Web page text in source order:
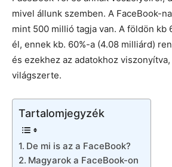
mivel állunk szemben. A FaceBook-
mint 500 millió tagja van. A földön kb
él, ennek kb. 60%-a (4.08 milliárd)
és ezekhez az adatokhoz
világszerte.
Tartalomjegyzék
De mi is az a FaceBook?
Magyarok a FaceBook-on